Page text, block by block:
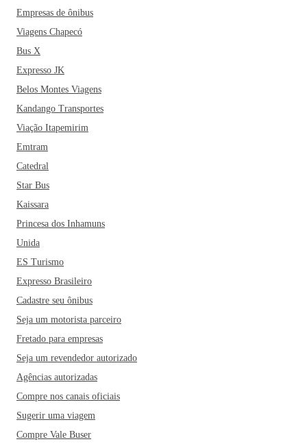
Empresas de ônibus
Viagens Chapecó
Bus X
Expresso JK
Belos Montes Viagens
Kandango Transportes
Viação Itapemirim
Emtram
Catedral
Star Bus
Kaissara
Princesa dos Inhamuns
Unida
ES Turismo
Expresso Brasileiro
Cadastre seu ônibus
Seja um motorista parceiro
Fretado para empresas
Seja um revendedor autorizado
Agências autorizadas
Compre nos canais oficiais
Sugerir uma viagem
Compre Vale Buser